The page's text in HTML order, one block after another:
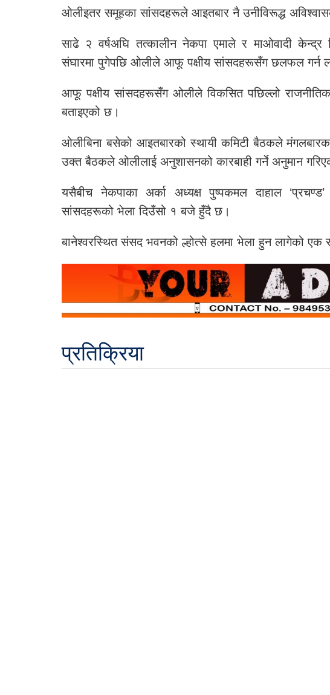
ओलीइतर समूहका सांसदहरूले आइतबार नै उनीविरूद्ध
साढे २ वर्षअघि तत्कालीन नेकपा एमाले र माओवादी केन्द्र
संघारमा पुगेपछि ओलीले आफू पक्षीय सांसदहरूसँग छलफल गर्न
आफू पक्षीय सांसदहरूसँग ओलीले विकसित पछिल्लो राजनीतिक
बताइएको छ।
ओलीबिना बसेको आइतबारको स्थायी कमिटी बैठकले
उक्त बैठकले ओलीलाई अनुशासनको कारबाही गर्ने अनुमान
यसैबीच नेकपाका अर्का अध्यक्ष पुष्पकमल दाहाल
सांसदहरूको भेला दिउँसो १ बजे हुँदै छ।
बानेश्वरस्थित संसद भवनको ल्होत्से हलमा भेला हुन लागेको एक
प्रतिक्रिया